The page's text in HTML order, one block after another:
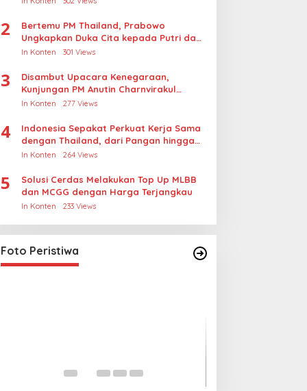
2
Bertemu PM Thailand, Prabowo
Ungkapkan Duka Cita kepada Putri dan
Selamat Ulang Tahun ke Raja Thailand
In Konten 301 Views
3
Disambut Upacara Kenegaraan,
Kunjungan PM Anutin Charnvirakul
Perkuat Hubungan Indonesia-Thailand
In Konten 277 Views
4
Indonesia Sepakat Perkuat Kerja Sama
dengan Thailand, dari Pangan hingga
Ekonomi Digital
In Konten 264 Views
5
Solusi Cerdas Melakukan Top Up MLBB
dan MCGG dengan Harga Terjangkau
In Konten 233 Views
Foto Peristiwa
Gabungan dan Penembakan
Senjata Khusus TNI
In Foto Peristiwa |